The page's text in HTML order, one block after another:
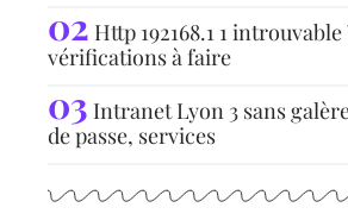
Http 192168.1 1 introuvable
vérifications à faire
Intranet Lyon 3 sans
de passe, services